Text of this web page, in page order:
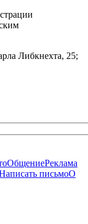
Либкнехта, 25;
ОбщениеРеклама
письмоО